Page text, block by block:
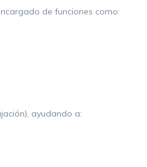
de funciones como:
ayudando a: